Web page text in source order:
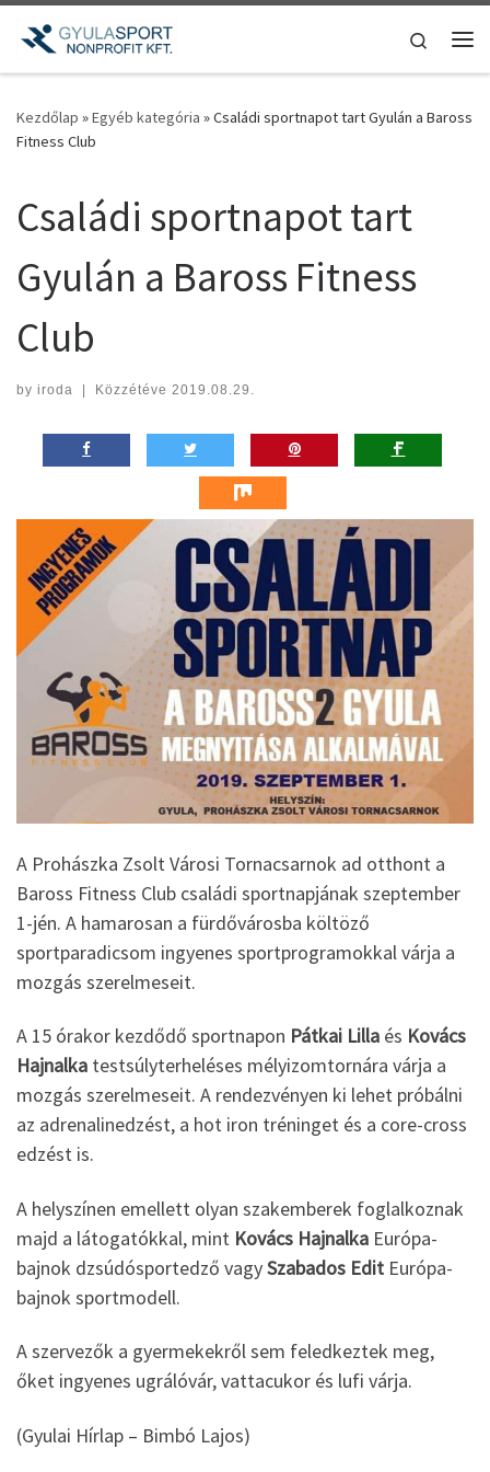
Teljes tartalom megjelenítése
Search
Kezdőlap »Egyéb kategória »Családi sportnapot tart Gyulán a Baross
Fitness Club
Családi sportnapot tart
Gyulán a Baross Fitness
Club
by iroda | Közzétéve 2019.08.29.
A Prohászka Zsolt Városi Tornacsarnok ad otthont a
Baross Fitness Club családi sportnapjának szeptember
1-jén. A hamarosan a fürdővárosba költöző
sportparadicsom ingyenes sportprogramokkal várja a
mozgás szerelmeseit.
A 15 órakor kezdődő sportnapon Pátkai Lilla és Kovács
Hajnalka testsúlyterheléses mélyizomtornára várja a
mozgás szerelmeseit. A rendezvényen ki lehet próbálni
az adrenalinedzést, a hot iron tréninget és a core-cross
edzést is.
A helyszínen emellett olyan szakemberek foglalkoznak
majd a látogatókkal, mint Kovács Hajnalka Európa-
bajnok dzsúdósportedző vagySzabados Edit Európa-
bajnok sportmodell.
A szervezők a gyermekekről sem feledkeztek meg,
őket ingyenes ugrálóvár, vattacukor és lufi várja.
(Gyulai Hírlap – Bimbó Lajos)